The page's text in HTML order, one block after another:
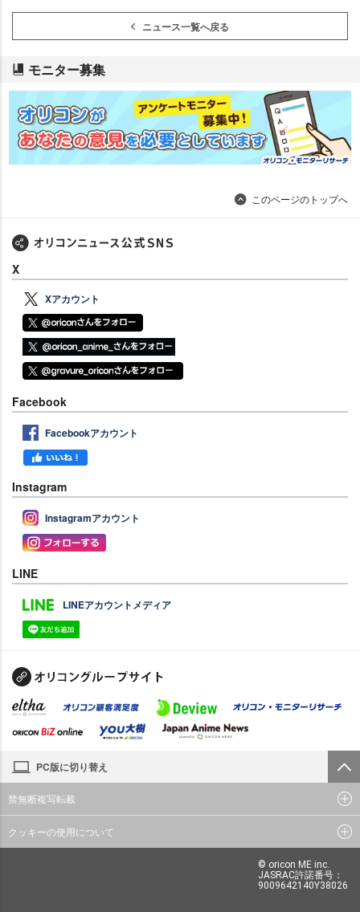
ニュース一覧へ戻る
モニター募集
このページのトップへ
X
Xアカウント
Facebook
Facebookアカウント
Instagram
Instagramアカウント
LINE
LINEアカウントメディア
PC版に切り替え
禁無断複写転載
クッキーの使用について
© oricon ME inc.
JASRAC許諾番号：
9009642140Y38026